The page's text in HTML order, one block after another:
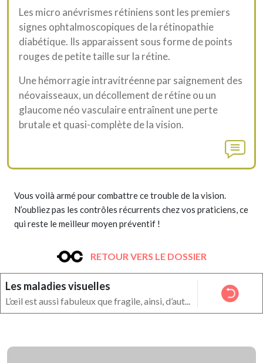
Les micro anévrismes rétiniens sont les premiers
signes ophtalmoscopiques de la rétinopathie
diabétique. Ils apparaissent sous forme de points
rouges de petite taille sur la rétine.
Une hémorragie intravitréenne par saignement des
néovaisseaux, un décollement de rétine ou un
glaucome néo vasculaire entraînent une perte
brutale et quasi-complète de la vision.
Vous voilà armé pour combattre ce trouble de la vision.
N’oubliez pas les contrôles récurrents chez vos praticiens, ce
qui reste le meilleur moyen préventif !
RETOUR VERS LE DOSSIER
Les maladies visuelles
L’œil est aussi fabuleux que fragile, ainsi, d’aut...